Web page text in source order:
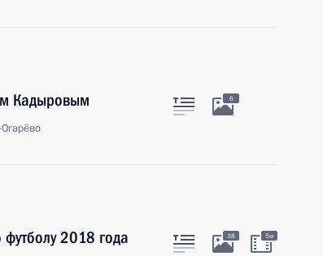
Кадыровым
6
2018 года
38 5м